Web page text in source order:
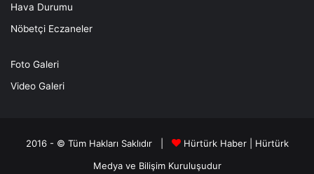
Hava Durumu
Nöbetçi Eczaneler
Foto Galeri
Video Galeri
2016 - © Tüm Hakları Saklıdır | Hürtürk Haber
Hürtürk
Medya ve BilişimKuruluşudur